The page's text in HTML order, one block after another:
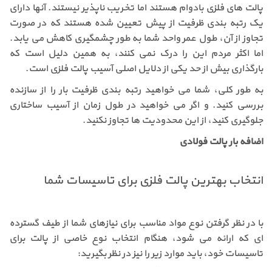
پالت های فلزی بادوام هستند اما تخریب ناپذیر نیستند. آنها دارای
یک رتبه بندی ظرفیت از پیش تعیین شده هستند که در صورت
تجاوز از آن، طول عمر واحد شما به طور چشمگیری کاهش می یابد.
اما اکثر مردم این را درک نمی کنند، به همین دلیل است که
بارگذاری بیش از حد یکی از دلایل اصلی آسیب پالت فلزی است.
به طور کلی، شما می خواهید رتبه بندی ظرفیت بار را از سازنده
بررسی کنید. و اگر می خواهید در طول زمان از آسیب ساختاری
جلوگیری کنید، از این محدودیت ها تجاوز نکنید.
اضافه بار پالت فولادی
انتخاب بهترین پالت فلزی برای تاسیسات شما
با در نظر گرفتن نوع مواد مناسب برای نیازهای شما از طیف گسترده
ای که ارائه می شود، هنگام انتخاب نوع خاصی از پالت برای
تاسیسات خود، باید موارد زیر را نیز در نظر بگیرید: